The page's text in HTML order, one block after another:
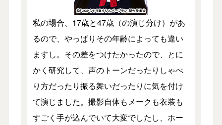
私の場合、17歳と47歳（の演じ分け）があ
るので、やっぱりその年齢によっても違い
ますし。その差をつけたかったので、とに
かく研究して、声のトーンだったりしゃべ
り方だったり振る舞いだったりに気を付け
て演じました。撮影自体もメークも衣装も
すごく手が込んでいて大変でしたし、ホー